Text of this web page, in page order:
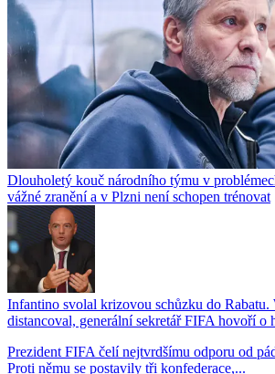
Dlouholetý kouč národního týmu v
vážné zranění a v Plzni není schopen trénovat
Infantino svolal krizovou schůzku do Rabatu.
distancoval, generální sekretář FIFA hovoří o
Prezident FIFA čelí nejtvrdšímu odporu od
Proti němu se postavily tři konfederace,...